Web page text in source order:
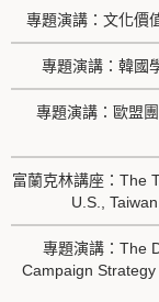
專題演講：文化價
專題演講：韓國
專題演講：歐盟
富蘭克林講座：The
U.S.,
專題演講：The
Campaign